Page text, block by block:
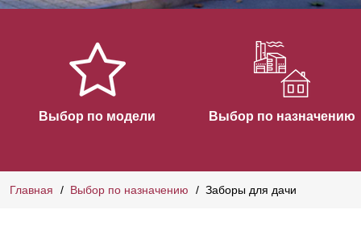
Выбор по модели Выбор по назначению
Главная Выбор по назначению Заборы для дачи